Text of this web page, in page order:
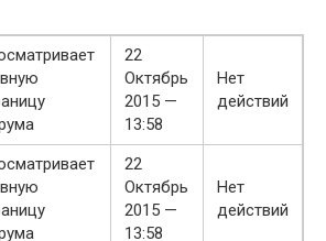
22
Октябрь
2015 —
13:58
Нет
действий
22
Октябрь
2015 —
13:58
Нет
действий